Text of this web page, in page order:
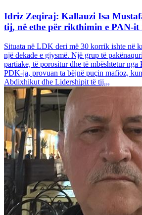
Idriz Zeqiraj: Kallauzi Isa
tij, në ethe për rikthimin e PAN-it
Situata në LDK deri më 30 korrik ishte në
një dekade e gjysmë. Një grup të
partiake, të porositur dhe të mbështetur
PDK-ja, provuan ta bëjnë puçin mafioz,
Abdixhikut dhe Lidershipit të tij.,,